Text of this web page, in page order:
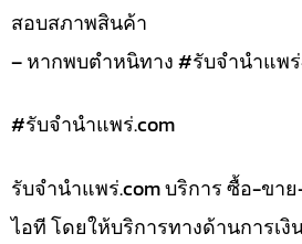
สอบสภาพสินค้า
– หากพบตำหนิทาง #รับจำนำแพ
#รับจํานําแพร่.com
รับจํานําแพร่.com บริการ ซื้อ-ขา
ไอที โดยให้บริการทางด้านการเ